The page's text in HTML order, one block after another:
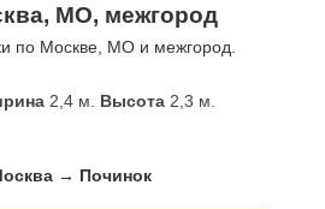
МО, межгород
по Москве, МО и межгород.
2,4 м. Высота 2,3 м.
→ Починок